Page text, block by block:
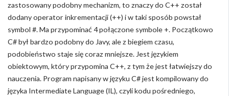
zastosowany podobny mechanizm, to znaczy do C++ został
dodany operator inkrementacji (++) i w taki sposób powstał
symbol #. Ma przypominać 4 połączone symbole +. Początkowo
C# był bardzo podobny do Javy, ale z biegiem czasu,
podobieństwo staje się coraz mniejsze. Jest językiem
obiektowym, który przypomina C++, z tym że jest łatwiejszy do
nauczenia. Program napisany w języku C# jest kompilowany do
języka Intermediate Language (IL), czyli kodu pośredniego,